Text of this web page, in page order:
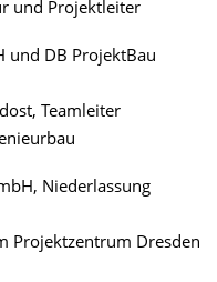
und Projektleiter
und DB ProjektBau
Teamleiter
Niederlassung
Projektzentrum Dresden